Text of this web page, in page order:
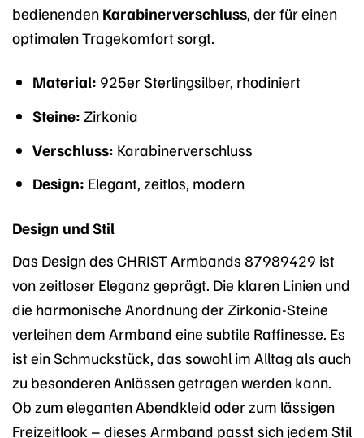
bedienenden Karabinerverschluss , der für einen
optimalen Tragekomfort sorgt.
Material: 925er Sterlingsilber, rhodiniert
Steine: Zirkonia
Verschluss: Karabinerverschluss
Design: Elegant, zeitlos, modern
Design und Stil
Das Design des CHRIST Armbands 87989429 ist
von zeitloser Eleganz geprägt. Die klaren Linien und
die harmonische Anordnung der Zirkonia-Steine
verleihen dem Armband eine subtile Raffinesse. Es
ist ein Schmuckstück, das sowohl im Alltag als auch
zu besonderen Anlässen getragen werden kann.
Ob zum eleganten Abendkleid oder zum lässigen
Freizeitlook – dieses Armband passt sich jedem Stil